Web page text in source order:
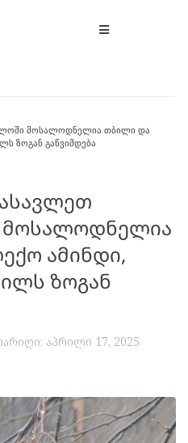
მოსალოდნელია თბილი და
ზოგან გაწვიმდება
მოსალოდნელია
ამინდი,
ზოგან
აპრილი 17, 2025